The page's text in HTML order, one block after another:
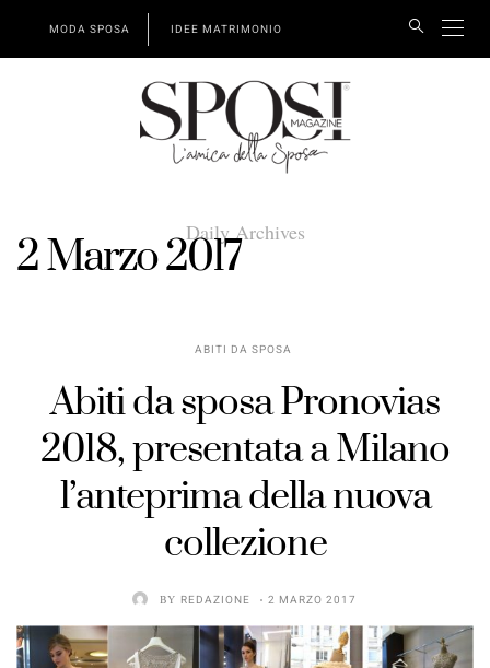
MODA SPOSA IDEE MATRIMONIO
Daily Archives
2 Marzo 2017
ABITI DA SPOSA
Abiti da sposa Pronovias
2018, presentata a Milano
l’anteprima della nuova
collezione
BY REDAZIONE 2 MARZO 2017